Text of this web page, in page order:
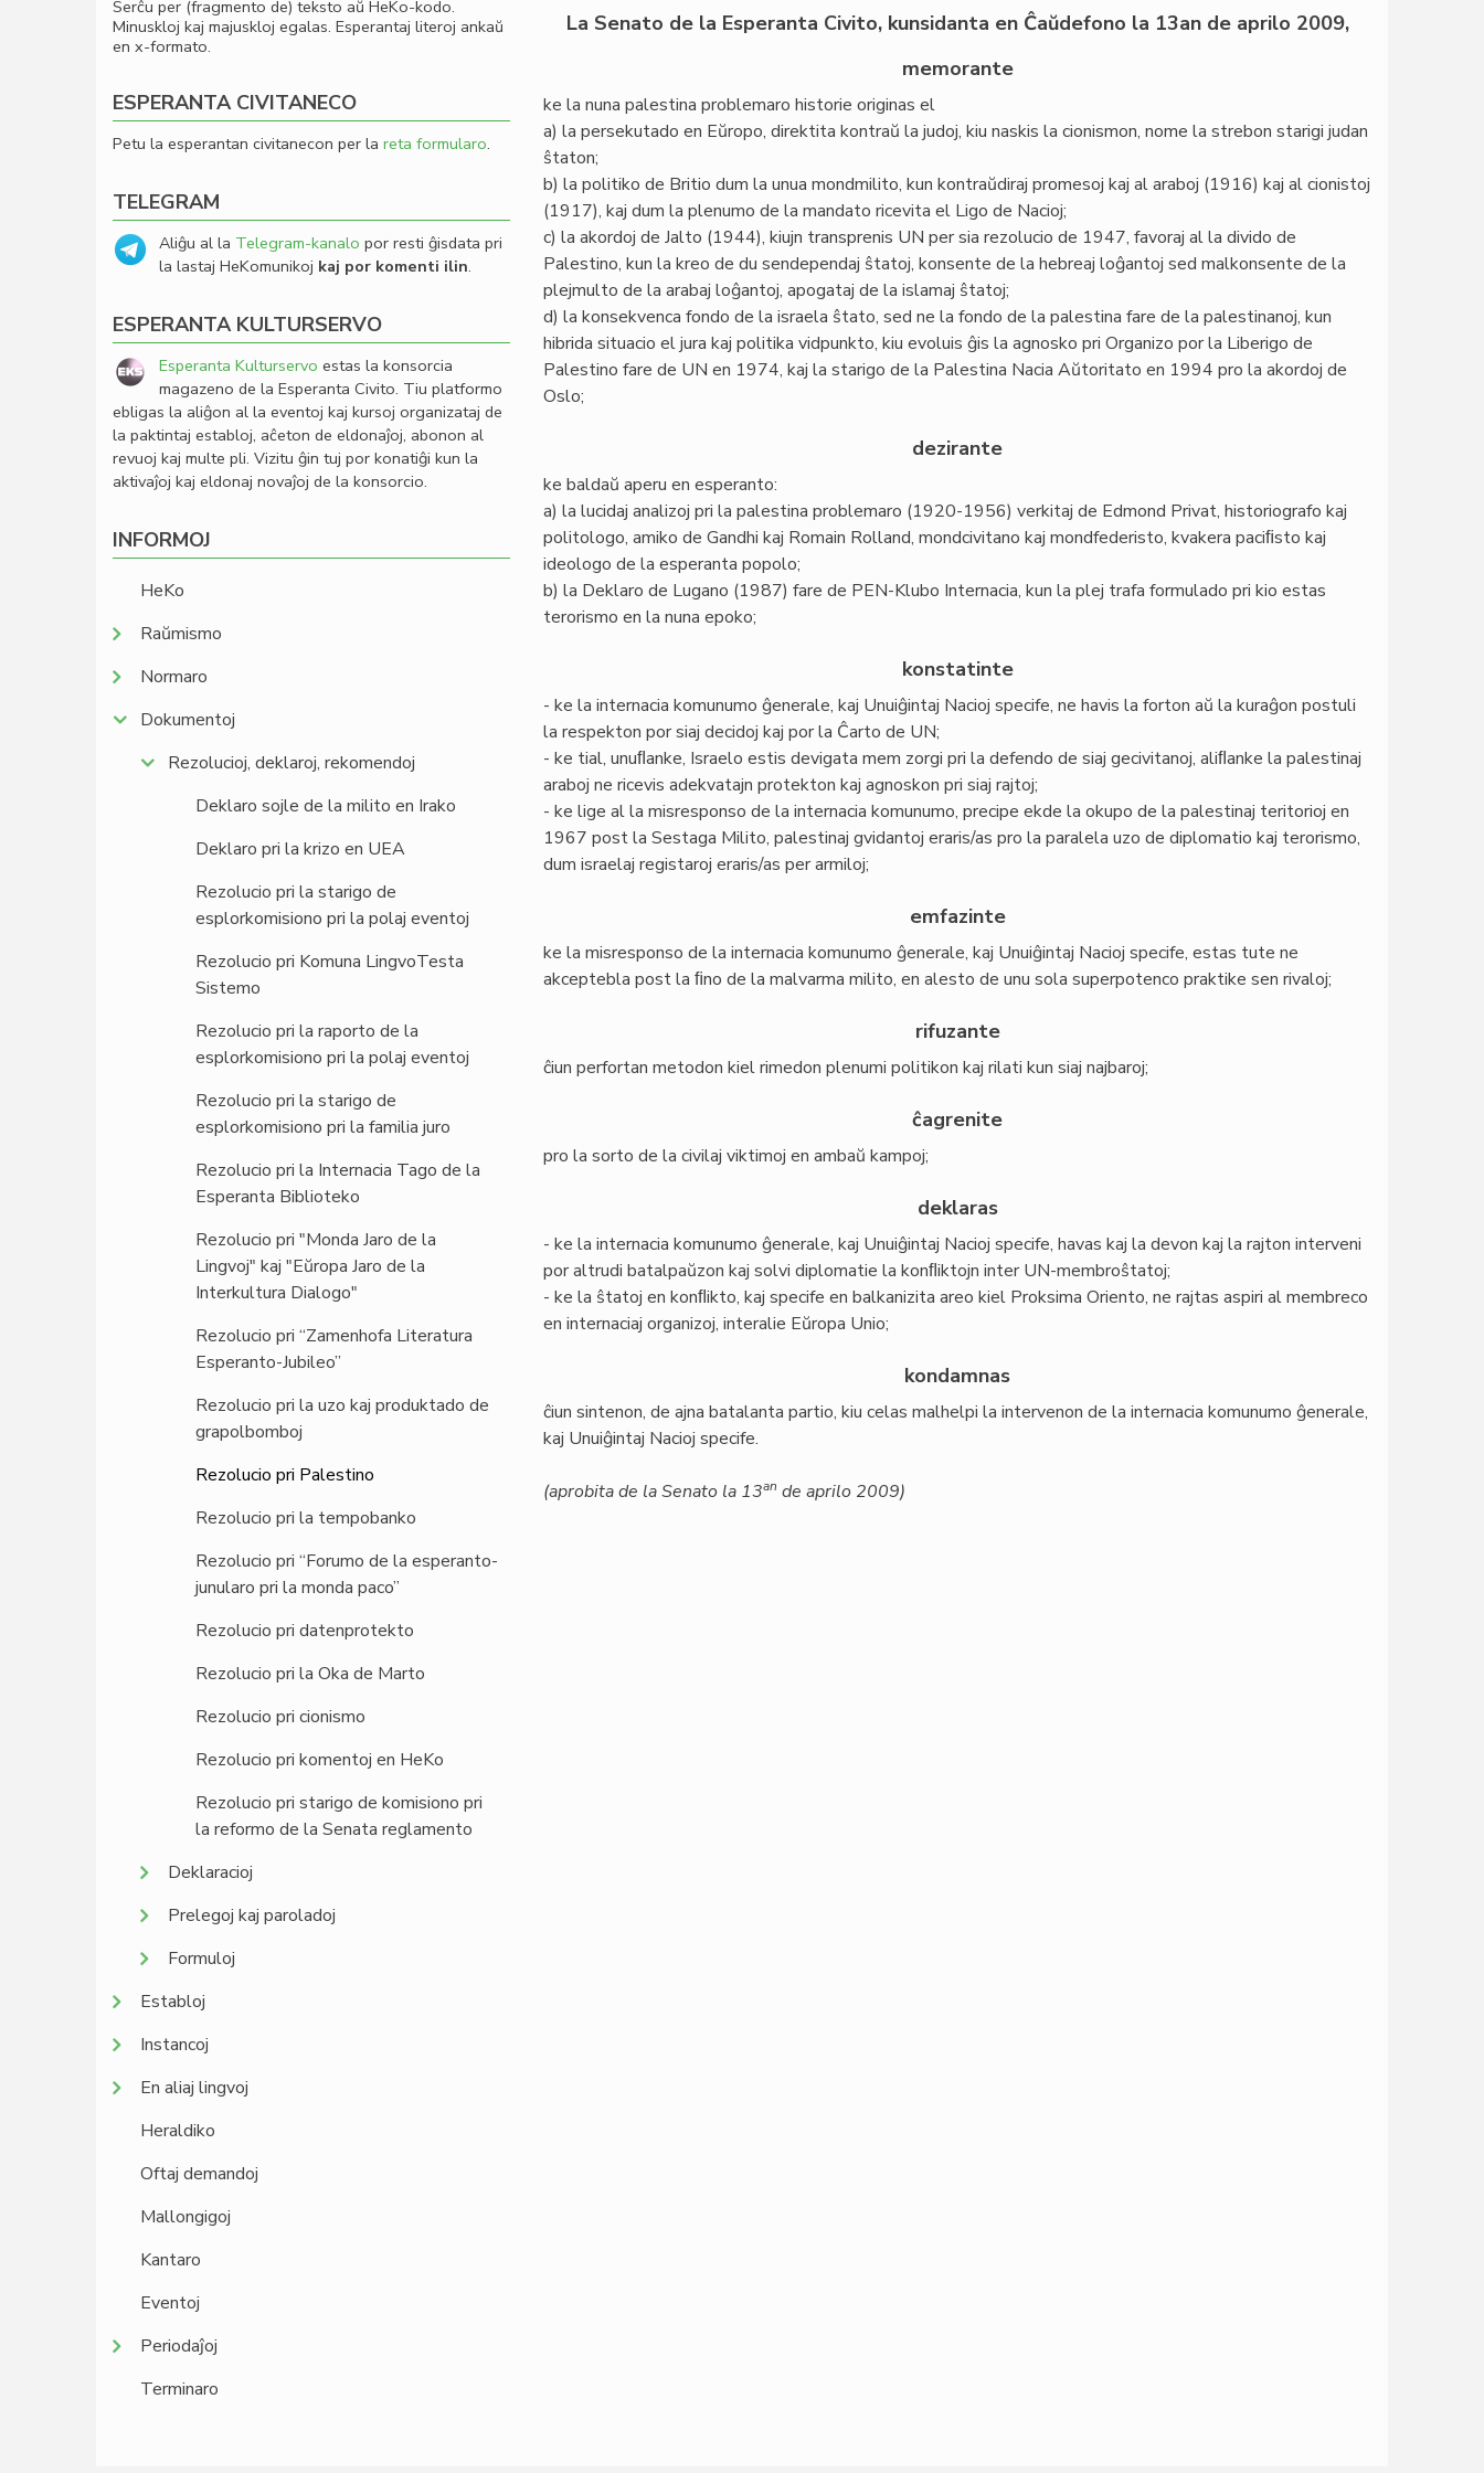
La Senato de la Esperanta Civito, kunsidanta en Ĉaŭdefono la 13an de aprilo 2009,
memorante
ke la nuna palestina problemaro historie originas el
a) la persekutado en Eŭropo, direktita kontraŭ la judoj, kiu naskis la cionismon, nome la strebon starigi judan
ŝtaton;
b) la politiko de Britio dum la unua mondmilito, kun kontraŭdiraj promesoj kaj al araboj (1916) kaj al cionistoj
(1917), kaj dum la plenumo de la mandato ricevita el Ligo de Nacioj;
c) la akordoj de Jalto (1944), kiujn transprenis UN per sia rezolucio de 1947, favoraj al la divido de
Palestino, kun la kreo de du sendependaj ŝtatoj, konsente de la hebreaj loĝantoj sed malkonsente de la
plejmulto de la arabaj loĝantoj, apogataj de la islamaj ŝtatoj;
d) la konsekvenca fondo de la israela ŝtato, sed ne la fondo de la palestina fare de la palestinanoj, kun
hibrida situacio el jura kaj politika vidpunkto, kiu evoluis ĝis la agnosko pri Organizo por la Liberigo de
Palestino fare de UN en 1974, kaj la starigo de la Palestina Nacia Aŭtoritato en 1994 pro la akordoj de
Oslo;
dezirante
ke baldaŭ aperu en esperanto:
a) la lucidaj analizoj pri la palestina problemaro (1920-1956) verkitaj de Edmond Privat, historiografo kaj
politologo, amiko de Gandhi kaj Romain Rolland, mondcivitano kaj mondfederisto, kvakera paciﬁsto kaj
ideologo de la esperanta popolo;
b) la Deklaro de Lugano (1987) fare de PEN-Klubo Internacia, kun la plej trafa formulado pri kio estas
terorismo en la nuna epoko;
konstatinte
- ke la internacia komunumo ĝenerale, kaj Unuiĝintaj Nacioj specife, ne havis la forton aŭ la kuraĝon postuli
la respekton por siaj decidoj kaj por la Ĉarto de UN;
- ke tial, unuﬂanke, Israelo estis devigata mem zorgi pri la defendo de siaj gecivitanoj, aliﬂanke la palestinaj
araboj ne ricevis adekvatajn protekton kaj agnoskon pri siaj rajtoj;
- ke lige al la misresponso de la internacia komunumo, precipe ekde la okupo de la palestinaj teritorioj en
1967 post la Sestaga Milito, palestinaj gvidantoj eraris/as pro la paralela uzo de diplomatio kaj terorismo,
dum israelaj registaroj eraris/as per armiloj;
emfazinte
ke la misresponso de la internacia komunumo ĝenerale, kaj Unuiĝintaj Nacioj specife, estas tute ne
akceptebla post la ﬁno de la malvarma milito, en alesto de unu sola superpotenco praktike sen rivaloj;
rifuzante
ĉiun perfortan metodon kiel rimedon plenumi politikon kaj rilati kun siaj najbaroj;
ĉagrenite
pro la sorto de la civilaj viktimoj en ambaŭ kampoj;
deklaras
- ke la internacia komunumo ĝenerale, kaj Unuiĝintaj Nacioj specife, havas kaj la devon kaj la rajton interveni
por altrudi batalpaŭzon kaj solvi diplomatie la konﬂiktojn inter UN-membroŝtatoj;
- ke la ŝtatoj en konﬂikto, kaj specife en balkanizita areo kiel Proksima Oriento, ne rajtas aspiri al membreco
en internaciaj organizoj, interalie Eŭropa Unio;
kondamnas
ĉiun sintenon, de ajna batalanta partio, kiu celas malhelpi la intervenon de la internacia komunumo ĝenerale,
kaj Unuiĝintaj Nacioj specife.
(aprobita de la Senato la 13an de aprilo 2009)
Serĉu per (fragmento de) teksto aŭ HeKo-kodo.
Minuskloj kaj majuskloj egalas. Esperantaj literoj ankaŭ
en x-formato.
ESPERANTA CIVITANECO
Petu la esperantan civitanecon per la reta formularo.
TELEGRAM
Aliĝu al la Telegram-kanalo por resti ĝisdata pri
la lastaj HeKomunikoj kaj por komenti ilin.
ESPERANTA KULTURSERVO
Esperanta Kulturservo estas la konsorcia
magazeno de la Esperanta Civito. Tiu platformo
ebligas la aliĝon al la eventoj kaj kursoj organizataj de
la paktintaj establoj, aĉeton de eldonaĵoj, abonon al
revuoj kaj multe pli. Vizitu ĝin tuj por konatiĝi kun la
aktivaĵoj kaj eldonaj novaĵoj de la konsorcio.
INFORMOJ
HeKo
Raŭmismo
Normaro
Dokumentoj
Rezolucioj, deklaroj, rekomendoj
Deklaro sojle de la milito en Irako
Deklaro pri la krizo en UEA
Rezolucio pri la starigo de
esplorkomisiono pri la polaj eventoj
Rezolucio pri Komuna LingvoTesta
Sistemo
Rezolucio pri la raporto de la
esplorkomisiono pri la polaj eventoj
Rezolucio pri la starigo de
esplorkomisiono pri la familia juro
Rezolucio pri la Internacia Tago de la
Esperanta Biblioteko
Rezolucio pri "Monda Jaro de la
Lingvoj" kaj "Eŭropa Jaro de la
Interkultura Dialogo"
Rezolucio pri “Zamenhofa Literatura
Esperanto-Jubileo”
Rezolucio pri la uzo kaj produktado de
grapolbomboj
Rezolucio pri Palestino
Rezolucio pri la tempobanko
Rezolucio pri “Forumo de la esperanto-
junularo pri la monda paco”
Rezolucio pri datenprotekto
Rezolucio pri la Oka de Marto
Rezolucio pri cionismo
Rezolucio pri komentoj en HeKo
Rezolucio pri starigo de komisiono pri
la reformo de la Senata reglamento
Deklaracioj
Prelegoj kaj paroladoj
Formuloj
Establoj
Instancoj
En aliaj lingvoj
Heraldiko
Oftaj demandoj
Mallongigoj
Kantaro
Eventoj
Periodaĵoj
Terminaro